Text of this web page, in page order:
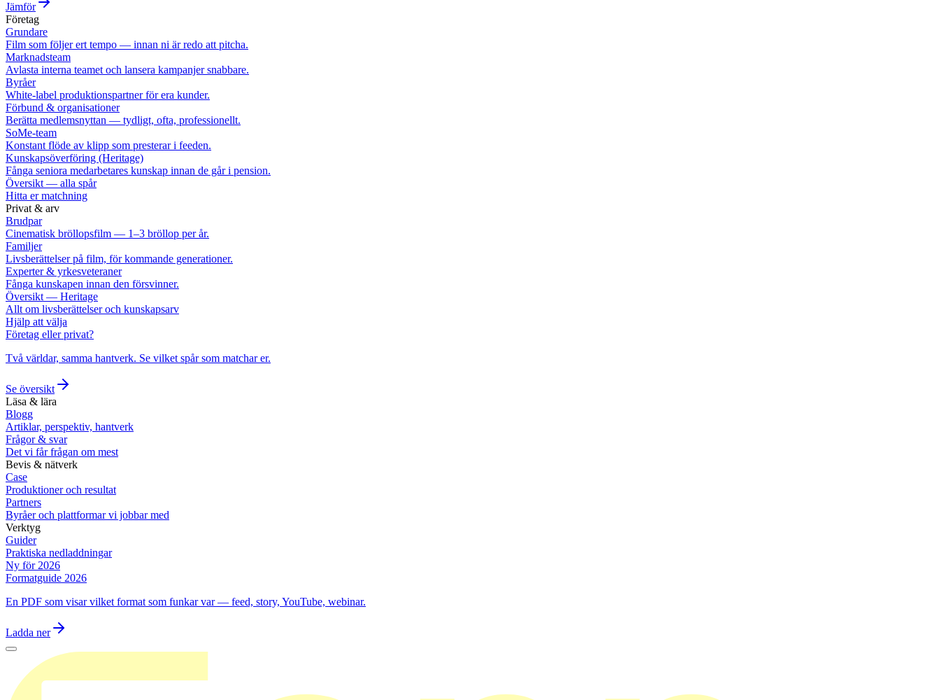
Jämför
Företag
Grundare
Film som följer ert tempo — innan ni är redo att pitcha.
Marknadsteam
Avlasta interna teamet och lansera kampanjer snabbare.
Byråer
White-label produktionspartner för era kunder.
Förbund & organisationer
Berätta medlemsnyttan — tydligt, ofta, professionellt.
SoMe-team
Konstant flöde av klipp som presterar i feeden.
Kunskapsöverföring (Heritage)
Fånga seniora medarbetares kunskap innan de går i pension.
Översikt — alla spår
Hitta er matchning
Privat & arv
Brudpar
Cinematisk bröllopsfilm — 1–3 bröllop per år.
Familjer
Livsberättelser på film, för kommande generationer.
Experter & yrkesveteraner
Fånga kunskapen innan den försvinner.
Översikt — Heritage
Allt om livsberättelser och kunskapsarv
Hjälp att välja
Företag eller privat?
Två världar, samma hantverk. Se vilket spår som matchar er.
Se översikt
Läsa & lära
Blogg
Artiklar, perspektiv, hantverk
Frågor & svar
Det vi får frågan om mest
Bevis & nätverk
Case
Produktioner och resultat
Partners
Byråer och plattformar vi jobbar med
Verktyg
Guider
Praktiska nedladdningar
Ny för 2026
Formatguide 2026
En PDF som visar vilket format som funkar var — feed, story, YouTube, webinar.
Ladda ner